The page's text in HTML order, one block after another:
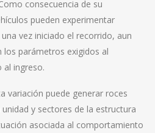
consecuencia de su
pueden experimentar
vez iniciado el recorrido, aun
los parámetros exigidos al
ingreso.
variación puede generar roces
y sectores de la estructura
asociada al comportamiento